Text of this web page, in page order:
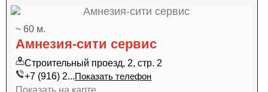
~ 60 м.
Амнезия-сити сервис
Строительный проезд, 2, стр. 2
+7 (916) 2...Показать телефон
Показать на карте